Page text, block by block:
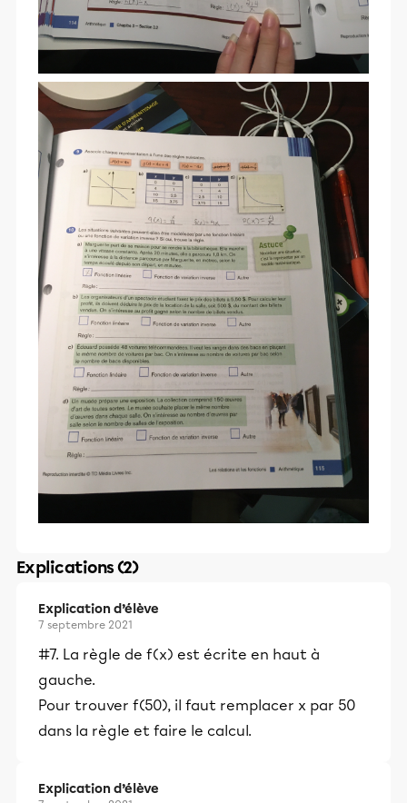
Explications (2)
Explication d’élève
7 septembre 2021
#7. La règle de f(x) est écrite en haut à
gauche.
Pour trouver f(50), il faut remplacer x par 50
dans la règle et faire le calcul.
Explication d’élève